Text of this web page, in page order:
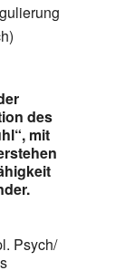
des
mit
Psych/